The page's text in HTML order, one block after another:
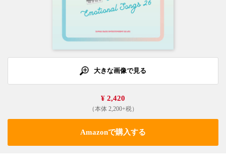
大きな画像で見る
¥ 2,420
（本体 2,200+税）
Amazonで購入する